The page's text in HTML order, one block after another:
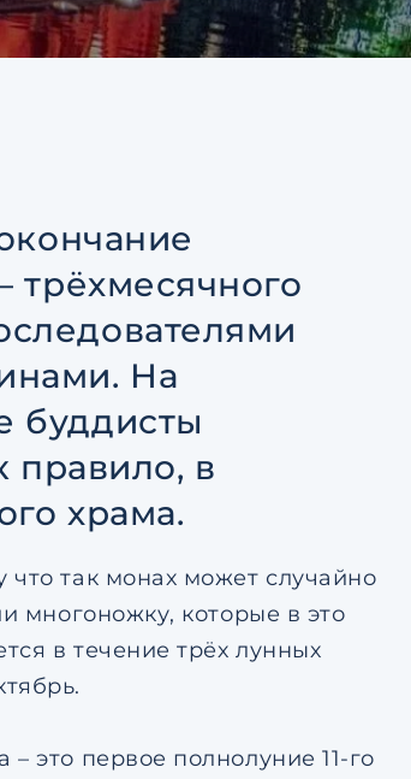
трёхмесячного
На
буддисты
правило, в
храма.
так монах может случайно
многоножку, которые в это
в течение трёх лунных
это первое полнолуние 11-го
Ответить на почту